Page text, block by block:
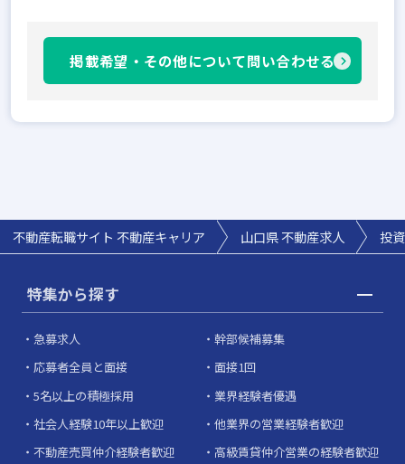
掲載希望・その他について問い合わせる
不動産転職サイト 不動産キャリア 山口県不動産求人 投
特集から探す
急募求人
幹部候補募集
応募者全員と面接
面接1回
5名以上の積極採用
業界経験者優遇
社会人経験10年以上歓迎
他業界の営業経験者歓迎
不動産売買仲介経験者歓迎
高級賃貸仲介営業の経験者歓迎